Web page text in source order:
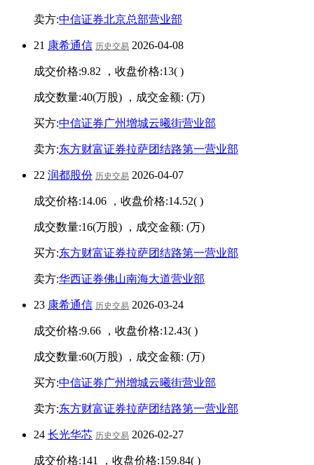
卖方:中信证券北京总部营业部
21 康希通信 历史交易 2026-04-08
成交价格:9.82 ，收盘价格:13( )
成交数量:40(万股) ，成交金额: (万)
买方:中信证券广州增城云曦街营业部
卖方:东方财富证券拉萨团结路第一营业部
22 润都股份 历史交易 2026-04-07
成交价格:14.06 ，收盘价格:14.52( )
成交数量:16(万股) ，成交金额: (万)
买方:东方财富证券拉萨团结路第一营业部
卖方:华西证券佛山南海大道营业部
23 康希通信 历史交易 2026-03-24
成交价格:9.66 ，收盘价格:12.43( )
成交数量:60(万股) ，成交金额: (万)
买方:中信证券广州增城云曦街营业部
卖方:东方财富证券拉萨团结路第一营业部
24 长光华芯 历史交易 2026-02-27
成交价格:141 ，收盘价格:159.84( )